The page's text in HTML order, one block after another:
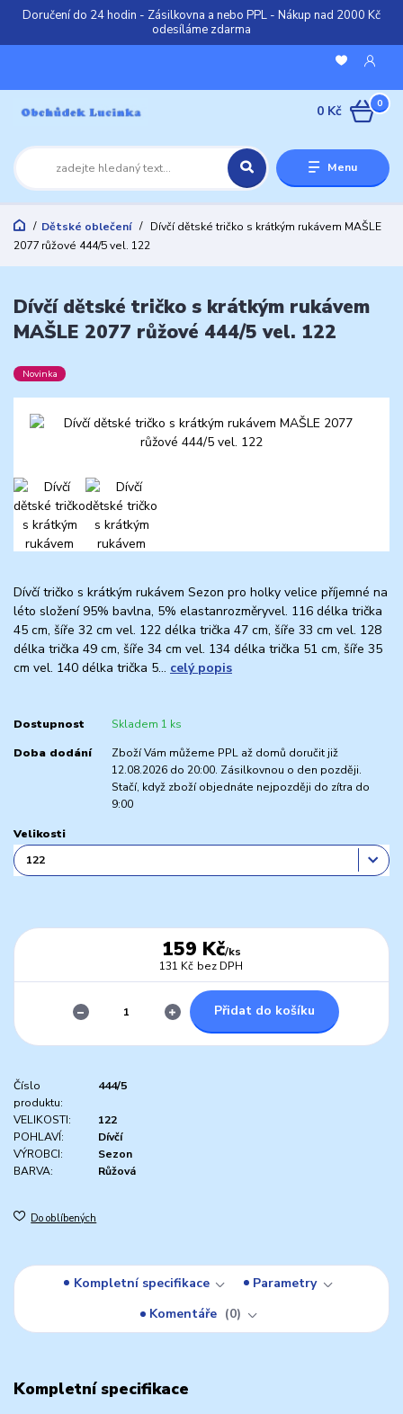
Doručení do 24 hodin - Zásilkovna a nebo PPL - Nákup nad 2000 Kč
odesíláme zdarma
Menu
0
0 Kč
Dětské oblečení
Dívčí dětské tričko s krátkým rukávem MAŠLE
2077 růžové 444/5 vel. 122
Dívčí dětské tričko s krátkým rukávem
MAŠLE 2077 růžové 444/5 vel. 122
Novinka
Dívčí tričko s krátkým rukávem Sezon pro holky velice příjemné na
léto složení 95% bavlna, 5% elastanrozměryvel. 116 délka trička
45 cm, šíře 32 cm vel. 122 délka trička 47 cm, šíře 33 cm vel. 128
délka trička 49 cm, šíře 34 cm vel. 134 délka trička 51 cm, šíře 35
cm vel. 140 délka trička 5... celý popis
Dostupnost Skladem 1 ks
Doba dodání
Zboží Vám můžeme PPL až domů doručit již
12.08.2026 do 20:00. Zásilkovnou o den později.
Stačí, když zboží objednáte nejpozději do zítra do
9:00
Velikosti
159 Kč/ks
131 Kč bez DPH
Přidat do košíku
Číslo
produktu:
444/5
VELIKOSTI:
122
POHLAVÍ:
Dívčí
VÝROBCI:
Sezon
BARVA:
Růžová
Do oblíbených
Kompletní specifikace
Parametry
Komentáře
0
Kompletní specifikace